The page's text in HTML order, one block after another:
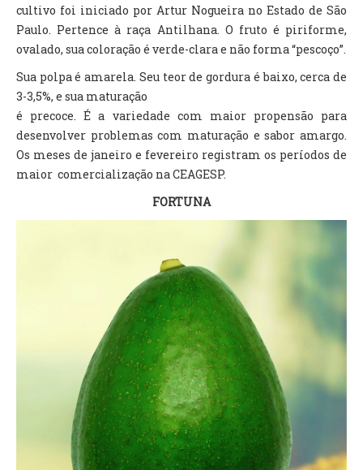
cultivo foi iniciado por Artur Nogueira no Estado de São
Paulo. Pertence à raça Antilhana. O fruto é piriforme,
ovalado, sua coloração é verde-clara e não forma “pescoço”.
Sua polpa é amarela. Seu teor de gordura é baixo, cerca de
3-3,5%, e sua maturação
é precoce. É a variedade com maior propensão para
desenvolver problemas com maturação e sabor amargo.
Os meses de janeiro e fevereiro registram os períodos de
maior comercialização na CEAGESP.
FORTUNA